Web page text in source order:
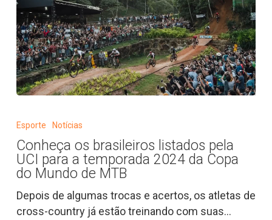
Bike
World
Series
2024
brasileiros
listados
pela
UCI
para
a
Esporte Notícias
Conheça os brasileiros listados pela
UCI para a temporada 2024 da Copa
do Mundo de MTB
Depois de algumas trocas e acertos, os atletas de
cross-country já estão treinando com suas…